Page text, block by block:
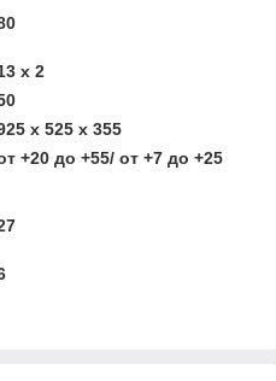
x 2
x 525 x 355
+20 до +55/ от +7 до +25